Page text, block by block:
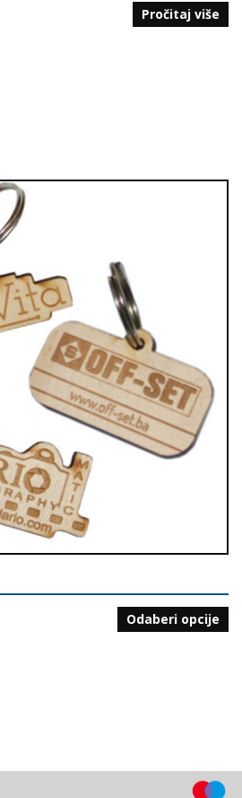
Odaberi opcije
Pročitaj više